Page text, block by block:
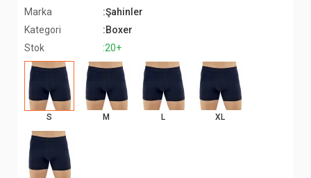
Marka
:Şahinler
Kategori
:Boxer
Stok
:20+
S M L XL